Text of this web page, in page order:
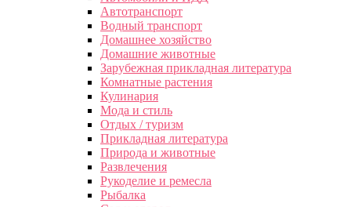
Автотранспорт
Водный транспорт
Домашнее хозяйство
Домашние животные
Зарубежная прикладная литература
Комнатные растения
Кулинария
Мода и стиль
Отдых / туризм
Прикладная литература
Природа и животные
Развлечения
Рукоделие и ремесла
Рыбалка